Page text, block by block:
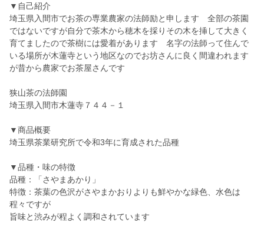
▼自己紹介
埼玉県入間市でお茶の専業農家の法師励と申します 全部の茶園
ではないですが自分で茶木から穂木を採りその木を挿して大きく
育てましたので茶樹には愛着があります 名字の法師って住んで
いる場所が木蓮寺という地区なのでお坊さんに良く間違われます
が昔から農家でお茶屋さんです
狭山茶の法師園
埼玉県入間市木蓮寺７４４－１
▼商品概要
埼玉県茶業研究所で令和3年に育成された品種
▼品種・味の特徴
品種：「さやまあかり」
特徴：茶葉の色沢がさやまかおりよりも鮮やかな緑色、水色は
程々ですが
旨味と渋みが程よく調和されています